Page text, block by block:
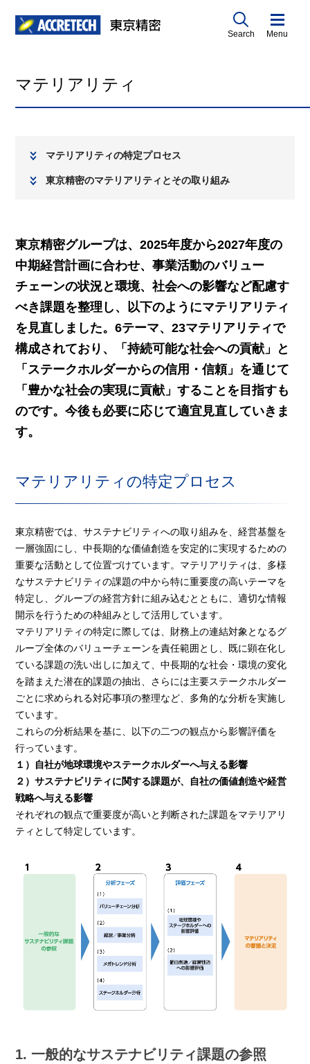
Search Menu
マテリアリティ
マテリアリティの特定プロセス
東京精密のマテリアリティとその取り組み
東京精密グループは、2025年度から2027年度の
中期経営計画に合わせ、事業活動のバリュー
チェーンの状況と環境、社会への影響など配慮す
べき課題を整理し、以下のようにマテリアリティ
を見直しました。6テーマ、23マテリアリティで
構成されており、「持続可能な社会への貢献」と
「ステークホルダーからの信用・信頼」を通じて
「豊かな社会の実現に貢献」することを目指すも
のです。今後も必要に応じて適宜見直していきま
す。
マテリアリティの特定プロセス
東京精密では、サステナビリティへの取り組みを、経営基盤を
一層強固にし、中長期的な価値創造を安定的に実現するための
重要な活動として位置づけています。マテリアリティは、多様
なサステナビリティの課題の中から特に重要度の高いテーマを
特定し、グループの経営方針に組み込むとともに、適切な情報
開示を行うための枠組みとして活用しています。
マテリアリティの特定に際しては、財務上の連結対象となるグ
ループ全体のバリューチェーンを責任範囲とし、既に顕在化し
ている課題の洗い出しに加えて、中長期的な社会・環境の変化
を踏まえた潜在的課題の抽出、さらには主要ステークホルダー
ごとに求められる対応事項の整理など、多角的な分析を実施し
ています。
これらの分析結果を基に、以下の二つの観点から影響評価を
行っています。
１）自社が地球環境やステークホルダーへ与える影響
２）サステナビリティに関する課題が、自社の価値創造や経営
戦略へ与える影響
それぞれの観点で重要度が高いと判断された課題をマテリアリ
ティとして特定しています。
1. 一般的なサステナビリティ課題の参照